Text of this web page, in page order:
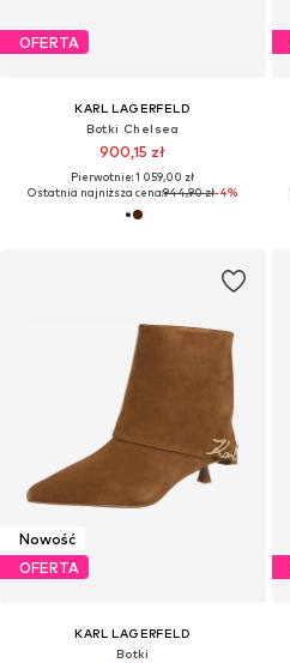
OFERTA
KARL LAGERFELD
Botki Chelsea
900,15 zł
Pierwotnie: 1 059,00 zł
Ostatnia najniższa cena:944,90 zł-4%
Nowość
OFERTA
KARL LAGERFELD
Botki